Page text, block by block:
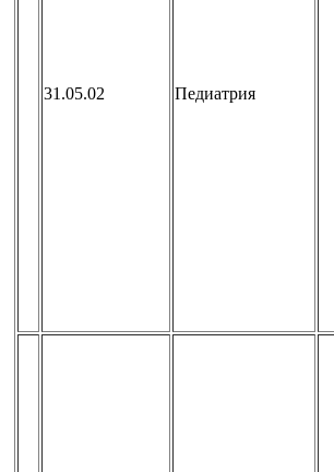
31.05.02 Педиатрия